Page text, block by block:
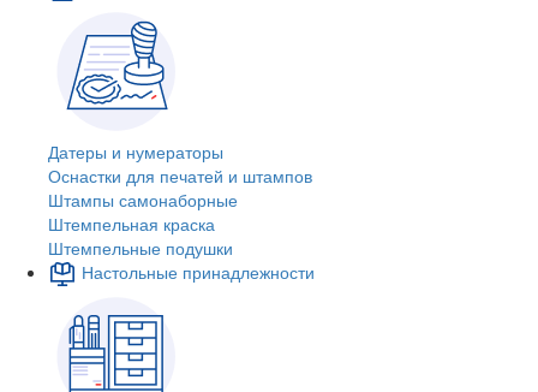
Датеры и нумераторы
Оснастки для печатей и штампов
Штампы самонаборные
Штемпельная краска
Штемпельные подушки
Настольные принадлежности